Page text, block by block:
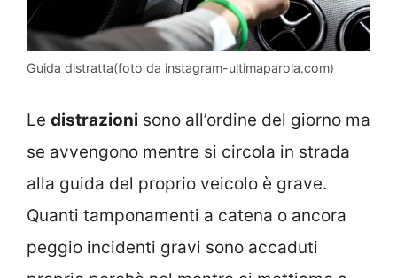
Guida distratta(foto da instagram-ultimaparola.com)
Le distrazioni sono all’ordine del giorno ma
se avvengono mentre si circola in strada
alla guida del proprio veicolo è grave.
Quanti tamponamenti a catena o ancora
peggio incidenti gravi sono accaduti